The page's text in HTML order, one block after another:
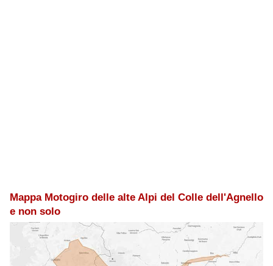
Mappa Motogiro delle alte Alpi del Colle dell'Agnello
e non solo